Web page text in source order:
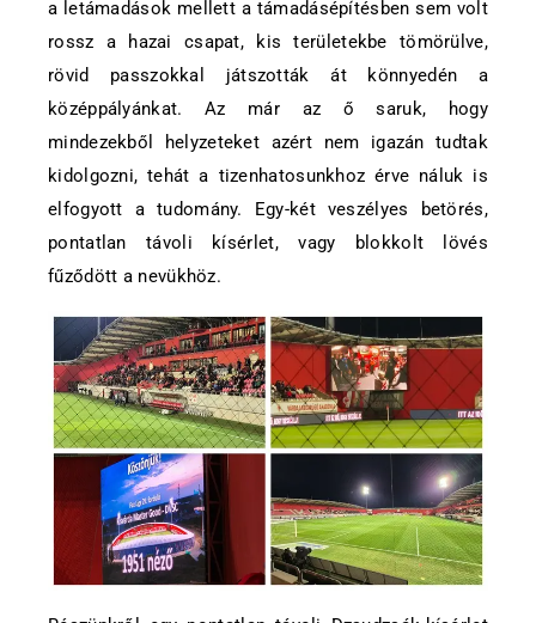
a letámadások mellett a támadásépítésben sem volt
rossz a hazai csapat, kis területekbe tömörülve,
rövid passzokkal játszották át könnyedén a
középpályánkat. Az már az ő saruk, hogy
mindezekből helyzeteket azért nem igazán tudtak
kidolgozni, tehát a tizenhatosunkhoz érve náluk is
elfogyott a tudomány. Egy-két veszélyes betörés,
pontatlan távoli kísérlet, vagy blokkolt lövés
fűződött a nevükhöz.